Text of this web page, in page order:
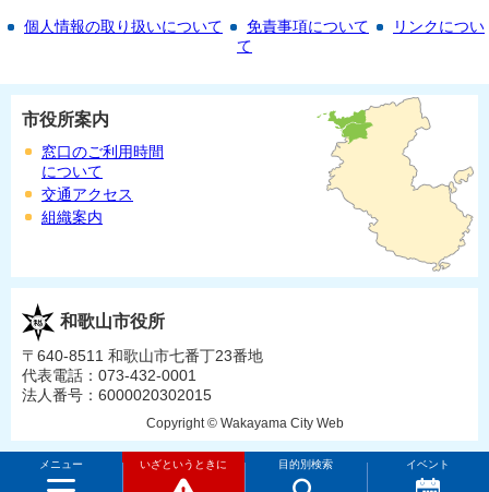
個人情報の取り扱いについて 免責事項について
リンクについ
て
メニュー いざというときに 目的別検索 イベント
市役所案内
窓口のご利用時間
について
交通アクセス
組織案内
和歌山市役所
〒640-8511 和歌山市七番丁23番地
代表電話：073-432-0001
法人番号：6000020302015
Copyright © Wakayama City Web